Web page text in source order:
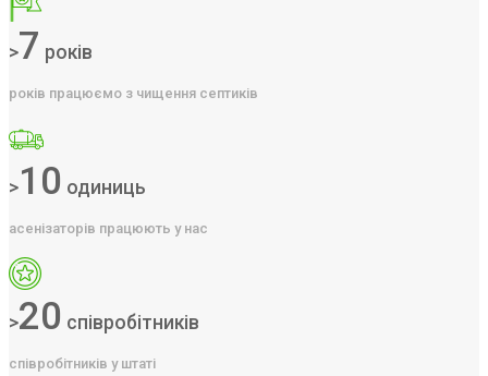
>7 років
років працюємо з чищення септиків
>10 одиниць
асенізаторів працюють у нас
>20 співробітників
співробітників у штаті